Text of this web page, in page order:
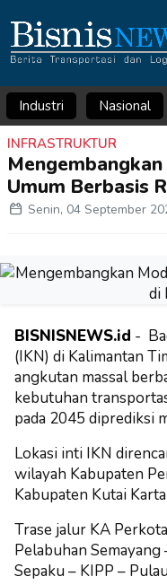
Industri Nasional
INFRASTRUKTUR
Umum Berbasis
Senin, 04 September
BISNISNEWS.id -
(IKN) di Kalimantan
angkutan massal
kebutuhan
pada 2045 diprediksi
Lokasi inti IKN
wilayah Kabupaten
Kabupaten Kutai
Trase jalur KA
Pelabuhan Semayang
Sepaku – KIPP –